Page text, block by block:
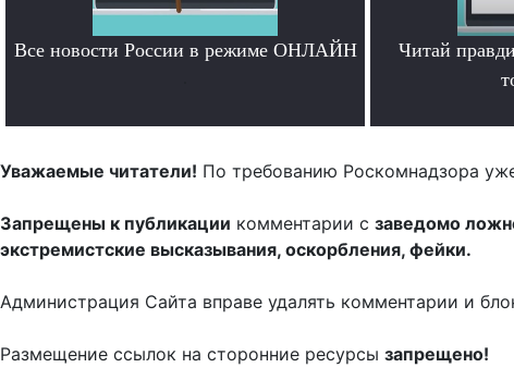
Все новости России в режиме ОНЛАЙН
Читай
Уважаемые читатели! По требованию Роскомнадзора
Запрещены к публикации комментарии с заведомо
экстремистские высказывания, оскорбления, фейки.
Администрация Сайта вправе удалять комментарии и
Размещение ссылок на сторонние ресурсы запрещено!